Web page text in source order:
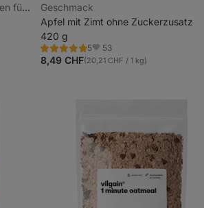
für
Geschmack
Apfel mit Zimt ohne Zuckerzusatz
420 g
5
Bewertung
4.8/5,
5
Favoriten
53
8,49 CHF(20,21 CHF / 1 kg)